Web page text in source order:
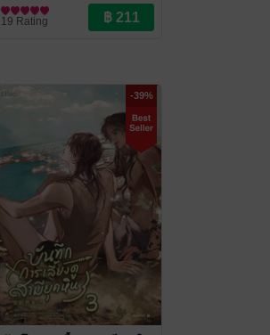
สรประเสริฐ
/ Lilac Novel
นิยายวาย Boy Love / Yaoi
19 Rating
-39%